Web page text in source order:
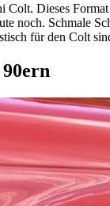
Colt. Dieses
noch. Schmale
für den Colt